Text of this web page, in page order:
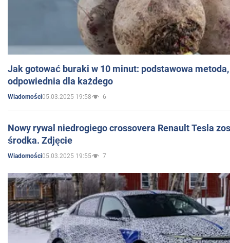
Jak gotować buraki w 10 minut: podstawowa
odpowiednia dla każdego
Wiadomości05.03.2025 19:58 6
Nowy rywal niedrogiego crossovera Renault Tesla
środka. Zdjęcie
Wiadomości05.03.2025 19:55 7